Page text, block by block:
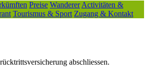
Preise Wanderer Activitäten &
Tourismus & Sport Zugang & Kontakt
abschliessen.